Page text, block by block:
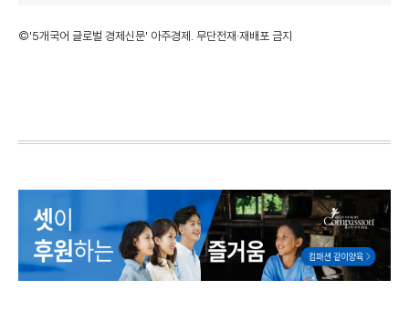
©'5개국어 글로벌 경제신문' 아주경제. 무단전재·재배포 금지